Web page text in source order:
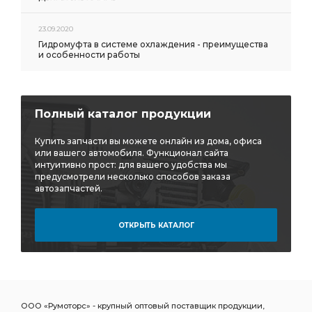
ВОЗДУХОВОДНАЯ 5 АЗ УРАЛ
КОРОБКА РАЗДАТОЧНАЯ АЗ УРАЛ
РАЗДАТОЧНАЯ АЗ УРАЛ i=6,77 фланец
МОСТА i=6.77 48 зуб фланец
БМКД фланец с торцевыми шлицами
БМКД фланец с торц.
РУЛЕВОГО УПРАВЛЕНИЯ АЗ УРАЛ
КАПОТА АЗ УРАЛ ФИЛЬТРА АЗ УРАЛ
23.09.2020
Гидромуфта в системе охлаждения - преимущества
и особенности работы
Полный каталог продукции
Купить запчасти вы можете онлайн из дома, офиса
или вашего автомобиля. Функционал сайта
интуитивно прост: для вашего удобства мы
предусмотрели несколько способов заказа
автозапчастей.
ОТКРЫТЬ КАТАЛОГ
ООО «Румоторс» - крупный оптовый поставщик продукции,